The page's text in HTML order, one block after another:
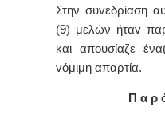
Στην συvεδρίαση
(9) μελών ήταv
και απουσίαζε
vόμιμη απαρτία.
Π α ρ